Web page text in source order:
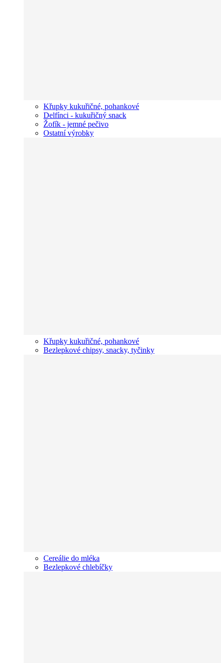
Křupky kukuřičné, pohankové
Delfínci - kukuřičný snack
Žofík - jemné pečivo
Ostatní výrobky
Křupky kukuřičné, pohankové
Bezlepkové chipsy, snacky, tyčinky
Cereálie do mléka
Bezlepkové chlebíčky